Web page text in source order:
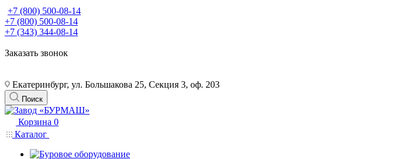
+7 (800) 500-08-14
+7 (800) 500-08-14
+7 (343) 344-08-14
Заказать звонок
Екатеринбург, ул. Большакова 25, Секция 3, оф. 203
Поиск
Корзина 0
Каталог